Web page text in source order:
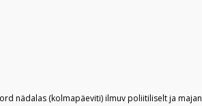
nädalas (kolmapäeviti) ilmuv poliitiliselt ja